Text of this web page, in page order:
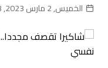
الخميس, 2 مارس 2023, 18:13